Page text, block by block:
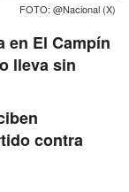
FOTO: @Nacional (X)
en El Campín
lleva sin
contra